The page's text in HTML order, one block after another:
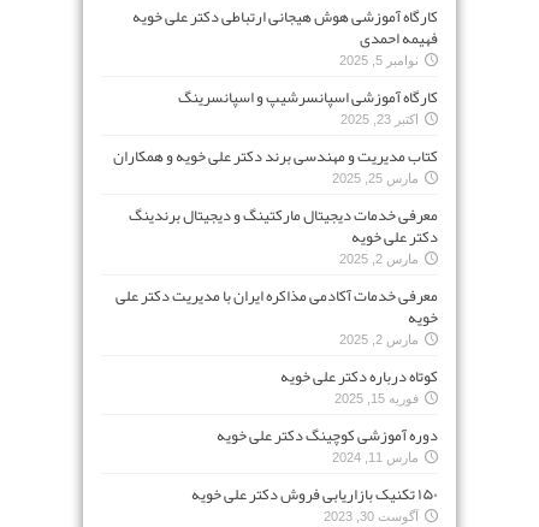
کارگاه آموزشی هوش هیجانی ارتباطی دکتر علی خویه
فهیمه احمدی
نوامبر 5, 2025
کارگاه آموزشی اسپانسرشیپ و اسپانسرینگ
اکتبر 23, 2025
کتاب مدیریت و مهندسی برند دکتر علی خویه و همکاران
مارس 25, 2025
معرفی خدمات دیجیتال مارکتینگ و دیجیتال برندینگ
دکتر علی خویه
مارس 2, 2025
معرفی خدمات آکادمی مذاکره ایران با مدیریت دکتر علی
خویه
مارس 2, 2025
کوتاه درباره دکتر علی خویه
فوریه 15, 2025
دوره آموزشی کوچینگ دکتر علی خویه
مارس 11, 2024
۱۵۰ تکنیک بازاریابی فروش دکتر علی خویه
آگوست 30, 2023